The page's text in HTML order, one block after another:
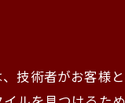
技術者がお客様